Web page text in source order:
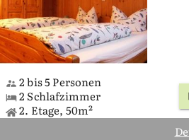
2 bis 5 Personen
2 Schlafzimmer
2. Etage, 50m²